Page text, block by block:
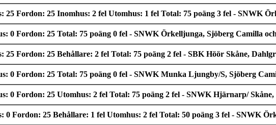
25 Fordon: 25 Inomhus: 2 fel Utomhus: 1 fel Total: 75 poäng 3 fel - SNWK
0 Fordon: 25 Total: 75 poäng 0 fel - SNWK Örkelljunga, Sjöberg Camilla
Fordon: 25 Behållare: 2 fel Total: 75 poäng 2 fel - SBK Höör Skåne,
0 Fordon: 25 Total: 75 poäng 0 fel - SNWK Munka Ljungby/S, Sjöberg
0 Fordon: 25 Utomhus: 2 fel Total: 75 poäng 2 fel - SNWK Hjärnarp/
0 Fordon: 25 Behållare: 1 fel Utomhus: 2 fel Total: 50 poäng 3 fel - SNWK